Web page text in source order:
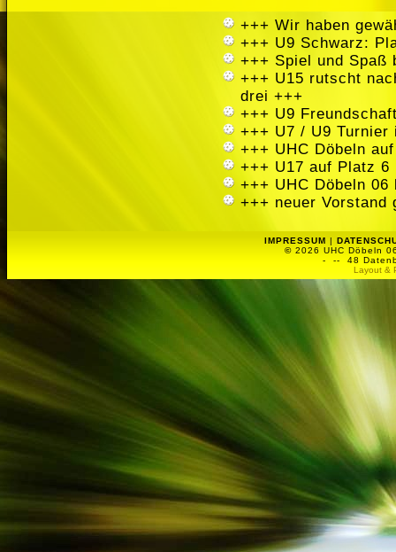
+++ Wir haben
+++ U9 Schwarz:
+++ Spiel und Spaß
+++ U15 rutscht
drei +++
+++ U9
+++ U7 / U9 Turnier
+++ UHC Döbeln
+++ U17 auf Platz
+++ UHC Döbeln
+++ neuer Vorstand
IMPRESSUM |
© 2026 UHC Döbeln
-
-- 48
Layout &